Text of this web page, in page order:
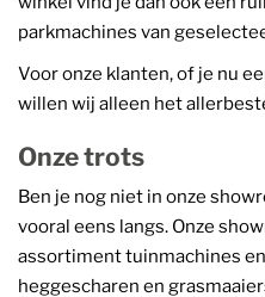
parkmachines van
Voor onze klanten, of je nu
willen wij alleen het
Onze trots
Ben je nog niet in onze
vooral eens langs. Onze
assortiment tuinmachines
heggescharen en